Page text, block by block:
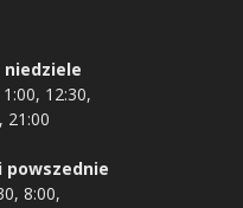
niedziele
12:30,
21:00
powszednie
8:00,